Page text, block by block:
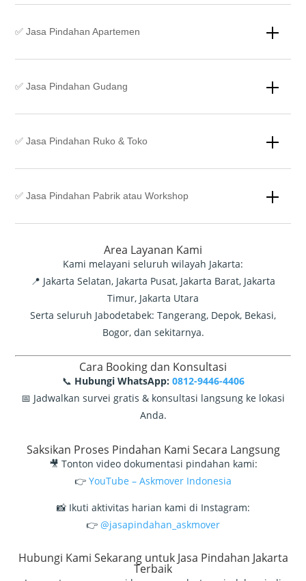
✅ Jasa Pindahan Apartemen
✅ Jasa Pindahan Gudang
✅ Jasa Pindahan Ruko & Toko
✅ Jasa Pindahan Pabrik atau Workshop
Area Layanan Kami
Kami melayani seluruh wilayah Jakarta:
📍 Jakarta Selatan, Jakarta Pusat, Jakarta Barat, Jakarta
Timur, Jakarta Utara
Serta seluruh Jabodetabek: Tangerang, Depok, Bekasi,
Bogor, dan sekitarnya.
Cara Booking dan Konsultasi
📞 Hubungi WhatsApp: 0812-9446-4406
📅 Jadwalkan survei gratis & konsultasi langsung ke lokasi
Anda.
Saksikan Proses Pindahan Kami Secara Langsung
🎥 Tonton video dokumentasi pindahan kami:
👉 YouTube – Askmover Indonesia
📸 Ikuti aktivitas harian kami di Instagram:
👉 @jasapindahan_askmover
Hubungi Kami Sekarang untuk Jasa Pindahan Jakarta
Terbaik